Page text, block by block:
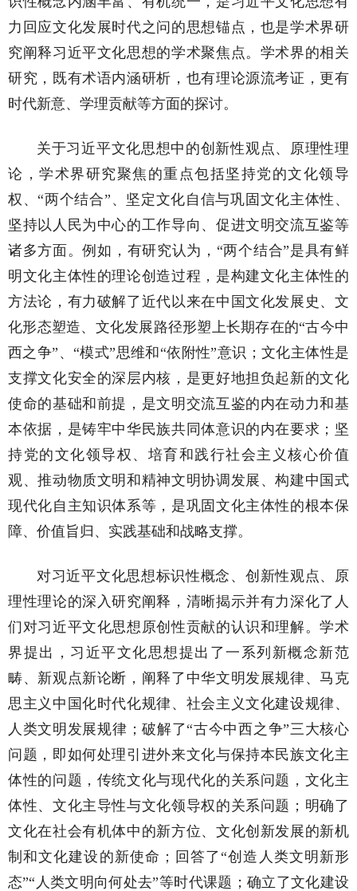
力回应文化发展时代之问的思想锚点，也是学术界研
究阐释习近平文化思想的学术聚焦点。学术界的相关
研究，既有术语内涵研析，也有理论源流考证，更有
时代新意、学理贡献等方面的探讨。
关于习近平文化思想中的创新性观点、原理性理
论，学术界研究聚焦的重点包括坚持党的文化领导
权、“两个结合”、坚定文化自信与巩固文化主体性、
坚持以人民为中心的工作导向、促进文明交流互鉴等
诸多方面。例如，有研究认为，“两个结合”是具有鲜
明文化主体性的理论创造过程，是构建文化主体性的
方法论，有力破解了近代以来在中国文化发展史、文
化形态塑造、文化发展路径形塑上长期存在的“古今中
西之争”、“模式”思维和“依附性”意识；文化主体性是
支撑文化安全的深层内核，是更好地担负起新的文化
使命的基础和前提，是文明交流互鉴的内在动力和基
本依据，是铸牢中华民族共同体意识的内在要求；坚
持党的文化领导权、培育和践行社会主义核心价值
观、推动物质文明和精神文明协调发展、构建中国式
现代化自主知识体系等，是巩固文化主体性的根本保
障、价值旨归、实践基础和战略支撑。
对习近平文化思想标识性概念、创新性观点、原
理性理论的深入研究阐释，清晰揭示并有力深化了人
们对习近平文化思想原创性贡献的认识和理解。学术
界提出，习近平文化思想提出了一系列新概念新范
畴、新观点新论断，阐释了中华文明发展规律、马克
思主义中国化时代化规律、社会主义文化建设规律、
人类文明发展规律；破解了“古今中西之争”三大核心
问题，即如何处理引进外来文化与保持本民族文化主
体性的问题，传统文化与现代化的关系问题，文化主
体性、文化主导性与文化领导权的关系问题；明确了
文化在社会有机体中的新方位、文化创新发展的新机
制和文化建设的新使命；回答了“创造人类文明新形
态”“人类文明向何处去”等时代课题；确立了文化建设